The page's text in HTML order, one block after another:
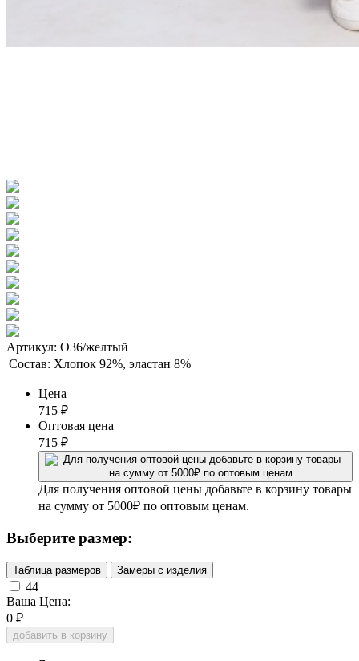
Артикул: О36/желтый
Состав: Хлопок 92%, эластан 8%
Цена
715 ₽
Оптовая цена
715 ₽
Для получения оптовой цены добавьте в корзину товары
на сумму от 5000₽ по оптовым ценам.
Выберите размер:
Таблица размеров Замеры с изделия
44
Ваша Цена:
0 ₽
добавить в корзину